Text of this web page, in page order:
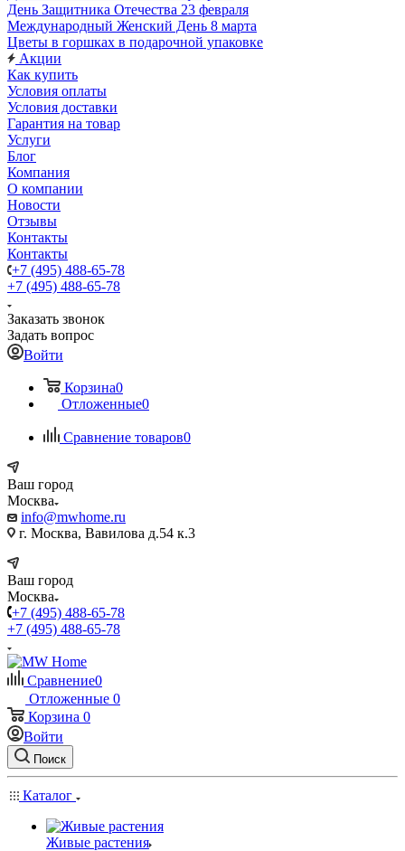
День Защитника Отечества 23 февраля
Международный Женский День 8 марта
Цветы в горшках в подарочной упаковке
Акции
Как купить
Условия оплаты
Условия доставки
Гарантия на товар
Услуги
Блог
Компания
О компании
Новости
Отзывы
Контакты
Контакты
+7 (495) 488-65-78
+7 (495) 488-65-78
Заказать звонок
Задать вопрос
Войти
Корзина0
Отложенные0
Сравнение товаров0
Ваш город
Москва
info@mwhome.ru
г. Москва, Вавилова д.54 к.3
Ваш город
Москва
+7 (495) 488-65-78
+7 (495) 488-65-78
Сравнение0
Отложенные 0
Корзина 0
Войти
Поиск
Каталог
Живые растения